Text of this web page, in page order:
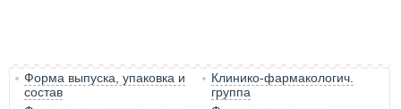
Форма выпуска, упаковка и
состав
Клинико-фармакологич.
группа